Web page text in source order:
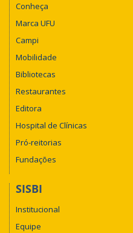
Conheça
Marca UFU
Campi
Mobilidade
Bibliotecas
Restaurantes
Editora
Hospital de Clínicas
Pró-reitorias
Fundações
SISBI
Institucional
Equipe